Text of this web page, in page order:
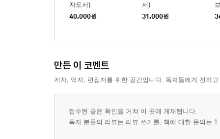
자도서)
40,000원
서)
31,000원
만든 이 코멘트
저자, 역자, 편집자를 위한 공간입니다. 독자들에게 전하
접수된 글은 확인을 거쳐 이 곳에 게재됩니다.
독자 분들의 리뷰는 리뷰 쓰기를, 책에 대한 문의는